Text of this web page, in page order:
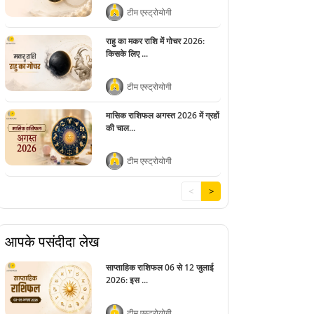
टीम एस्ट्रोयोगी
राहु का मकर राशि में गोचर 2026:
किसके लिए ...
टीम एस्ट्रोयोगी
मासिक राशिफल अगस्त 2026 में ग्रहों
की चाल...
टीम एस्ट्रोयोगी
< >
आपके पसंदीदा लेख
साप्ताहिक राशिफल 06 से 12 जुलाई
2026: इस ...